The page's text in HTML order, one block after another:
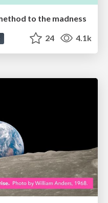
to the madness
24 4.1k